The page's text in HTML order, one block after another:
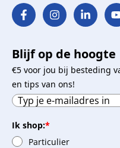
Blijf op de hoogte
€5 voor jou bij besteding
en tips van ons!
Ik shop:*
Particulier